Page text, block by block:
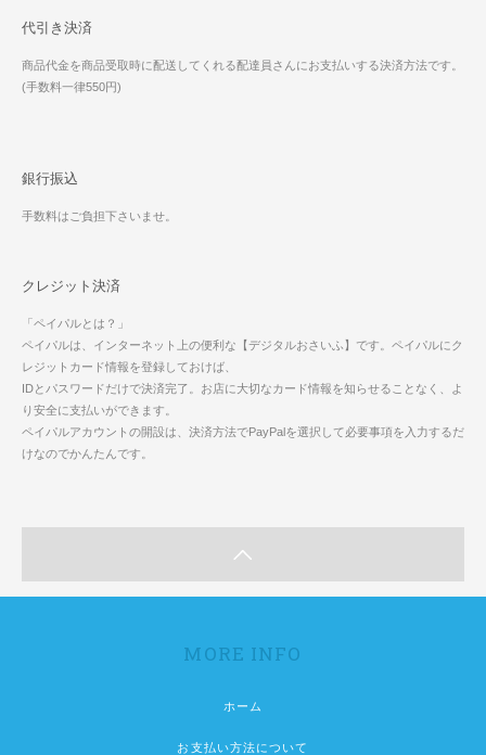
代引き決済
商品代金を商品受取時に配送してくれる配達員さんにお支払いする決済方法です。
(手数料一律550円)
銀行振込
手数料はご負担下さいませ。
クレジット決済
「ペイパルとは？」
ペイパルは、インターネット上の便利な【デジタルおさいふ】です。ペイパルにク
レジットカード情報を登録しておけば、
IDとパスワードだけで決済完了。お店に大切なカード情報を知らせることなく、よ
り安全に支払いができます。
ペイパルアカウントの開設は、決済方法でPayPalを選択して必要事項を入力するだ
けなのでかんたんです。
MORE INFO
ホーム
お支払い方法について